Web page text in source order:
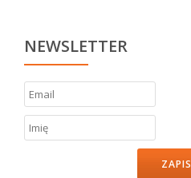
NEWSLETTER